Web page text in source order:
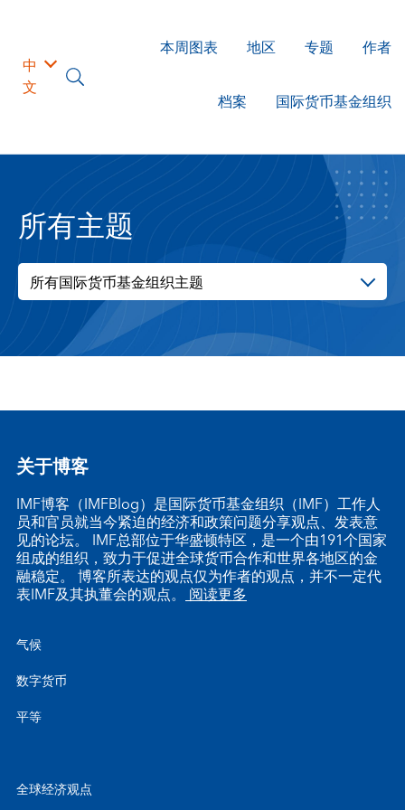
中
文
本周图表 地区 专题 作者
档案 国际货币基金组织
所有主题
所有国际货币基金组织主题
关于博客
IMF博客（IMFBlog）是国际货币基金组织（IMF）工作人
员和官员就当今紧迫的经济和政策问题分享观点、发表意
见的论坛。 IMF总部位于华盛顿特区，是一个由191个国家
组成的组织，致力于促进全球货币合作和世界各地区的金
融稳定。 博客所表达的观点仅为作者的观点，并不一定代
表IMF及其执董会的观点。 阅读更多
气候
数字货币
平等
全球经济观点